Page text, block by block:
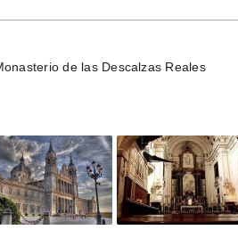
de las Descalzas Reales